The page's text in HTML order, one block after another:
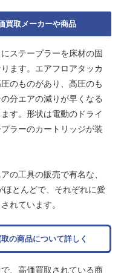
買取メーカーや商品
ステープラーを床材の固
ます。エアフロアタッカ
のものがあり、高圧のも
分エアの減りが早くなる
す。形状は電動のドライ
ラーのカートリッジが装
の工具の販売で有名な、
とんどで、それぞれに愛
れています。
の商品について詳しく
、高価買取されている商